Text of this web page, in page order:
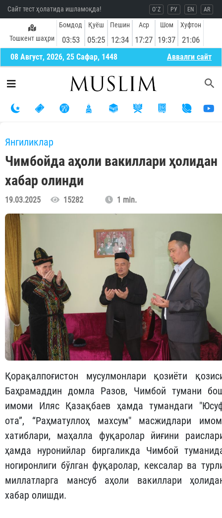
Сайт тест ҳолатида ишламоқда! O`Z РУ EN AR
Тошкент шаҳри
Бомдод
03:53
Қуёш
05:25
Пешин
12:34
Аср
17:27
Шом
19:37
Хуфтон
21:06
08 Август, 2026, 25 Сафар, 1448 Aввалги сайт
Янгиликлар
Чимбойда аҳоли вакиллари ҳолидан
хабар олинди
19.03.2025 15282 1 min.
Қорақалпоғистон мусулмонлари қозиёти
Баҳрамаддин домла Разов, Чимбой тумани
имоми Иляс Қазақбаев ҳамда тумандаги
ота”, “Раҳматуллоҳ махсум" масжидлари
хатиблари, маҳалла фуқаролар йиғини
ҳамда нуронийлар биргаликда Чимбой
ногиронлиги бўлган фуқаролар, кексалар ва
миллатларга мансуб аҳоли вакиллари
хабар олишди.